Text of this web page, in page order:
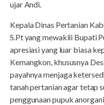
ujar Andi.
Kepala Dinas Pertanian
S.Pt yang mewakili Bupati
apresiasi yang luar biasa
Kemangkon, khususnya
payahnya menjaga
tanah pertanian agar tetap
penggunaan pupuk